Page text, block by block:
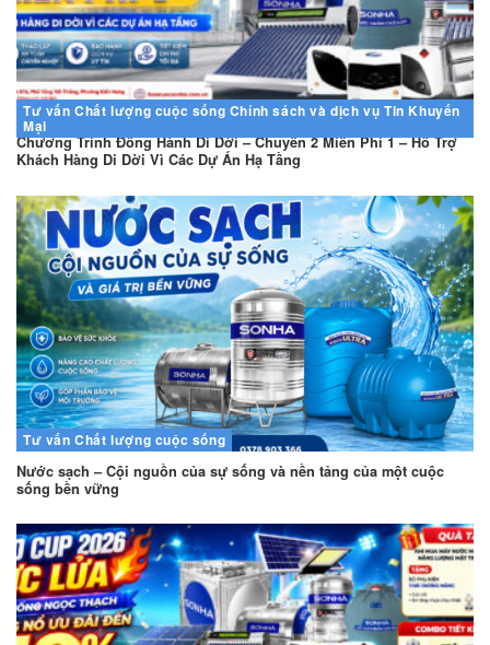
Tư vấn Chất lượng cuộc sống Chính sách và dịch vụ Tin Khuyến
Mại
Chương Trình Đồng Hành Di Dời – Chuyển 2 Miễn Phí 1 – Hỗ Trợ
Khách Hàng Di Dời Vì Các Dự Án Hạ Tầng
Tư vấn Chất lượng cuộc sống
Nước sạch – Cội nguồn của sự sống và nền tảng của một cuộc
sống bền vững